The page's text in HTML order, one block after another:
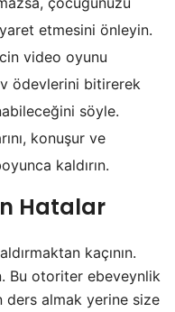
etmesini önleyin.
video oyunu
ödevlerini bitirerek
söyle.
konuşur ve
kaldırın.
Hatalar
kaçının.
Bu otoriter ebeveynlik
ders almak yerine size